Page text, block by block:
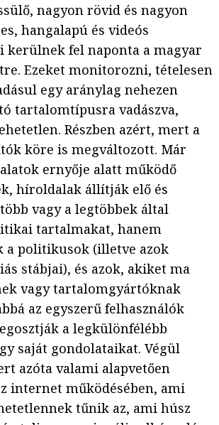
nagyon rövid és nagyon
hangalapú és videós
kerülnek fel naponta a magyar
Ezeket monitorozni, tételesen
egy aránylag nehezen
tartalomtípusra vadászva,
Részben azért, mert a
köre is megváltozott. Már
ernyője alatt működő
híroldalak állítják elő és
vagy a legtöbbek által
tartalmakat, hanem
a politikusok (illetve azok
stábjai), és azok, akiket ma
vagy tartalomgyártóknak
az egyszerű felhasználók
a legkülönfélébb
saját gondolataikat. Végül
azóta valami alapvetően
internet működésében, ami
tűnik az, ami húsz